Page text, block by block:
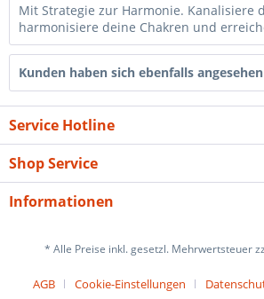
Mit Strategie zur Harmonie. Kanalisiere
harmonisiere deine Chakren und
Kunden haben sich ebenfalls angesehen
Service Hotline
Shop Service
Informationen
* Alle Preise inkl. gesetzl. Mehrwertsteuer
AGB Cookie-Einstellungen